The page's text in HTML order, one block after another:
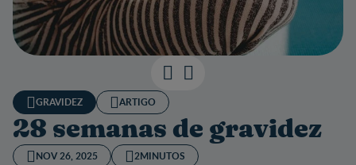
GRAVIDEZ ARTIGO
28 semanas de gravidez
NOV 26, 2025 2MINUTOS